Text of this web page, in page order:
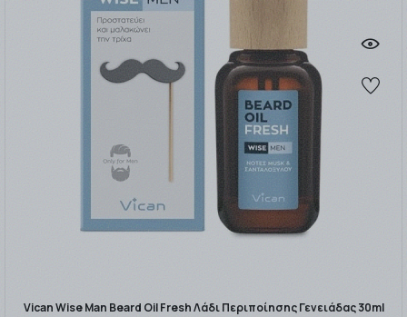
Vican Wise Man Beard Oil Fresh Λάδι Περιποίησης Γενειάδας 30ml